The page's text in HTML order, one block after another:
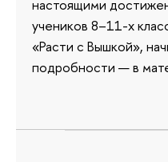
настоящими
учеников 8–11-х
«Расти с Вышкой»,
подробности — в